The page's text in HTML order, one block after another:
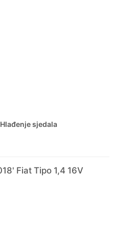
sjedala
Fiat Tipo 1,4 16V